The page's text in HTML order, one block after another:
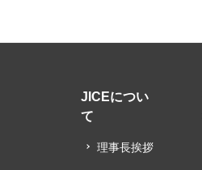
JICEについ
て
理事長挨拶